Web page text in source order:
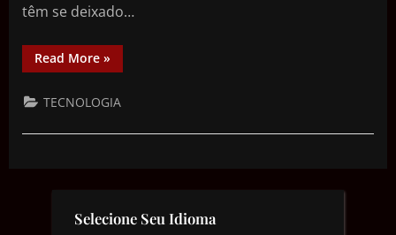
têm se deixado…
Read More »
TECNOLOGIA
Selecione Seu Idioma